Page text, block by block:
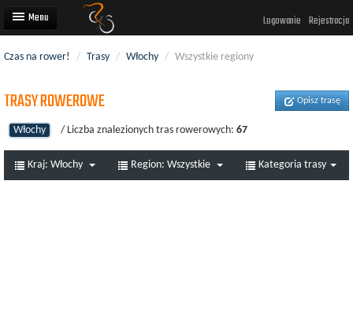
Logowanie Rejestracja
Trasy rowerowe
Wyścigi rowerowe
Użytkownicy
Czas na rower! / Trasy / Włochy / Wszystkie regiony
TRASY ROWEROWE Opisz trasę
Włochy / Liczba znalezionych tras rowerowych: 67
Kraj: Włochy Region: Wszystkie Kategoria trasy